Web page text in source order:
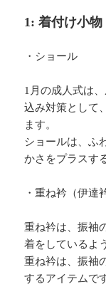
1: 着付け小物
・ショール
1月の成人式は
込み対策として
ます。
ショールは、ふ
かさをプラスす
・重ね衿（伊達
重ね衿は、振袖
着をしているよ
重ね衿は、振袖
するアイテムで